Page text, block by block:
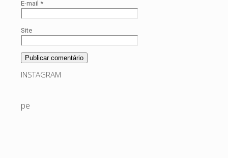
E-mail *
Site
INSTAGRAM
pedaiseefeitos